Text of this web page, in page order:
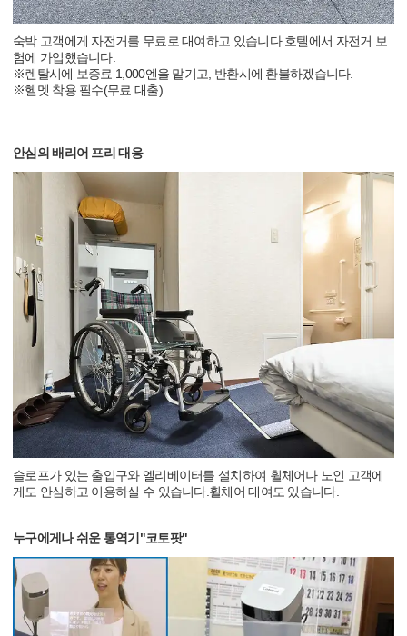
숙박 고객에게 자전거를 무료로 대여하고 있습니다.호텔에서 자전거 보
험에 가입했습니다.
※렌탈시에 보증료 1,000엔을 맡기고, 반환시에 환불하겠습니다.
※헬멧 착용 필수(무료 대출)
안심의 배리어 프리 대응
슬로프가 있는 출입구와 엘리베이터를 설치하여 휠체어나 노인 고객에
게도 안심하고 이용하실 수 있습니다.휠체어 대여도 있습니다.
누구에게나 쉬운 통역기"코토팟"